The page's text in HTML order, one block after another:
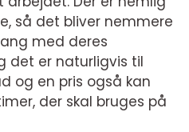
så det bliver nemmere
med deres
det er naturligvis til
og en pris også kan
der skal bruges på